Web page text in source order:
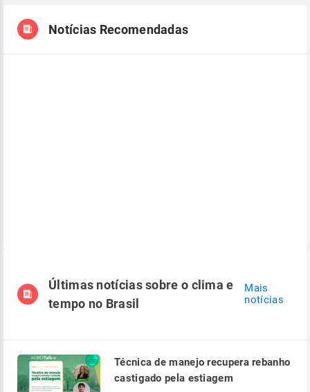
Notícias Recomendadas
Últimas notícias sobre o clima e
tempo no Brasil
Mais
notícias
Técnica de manejo recupera rebanho
castigado pela estiagem